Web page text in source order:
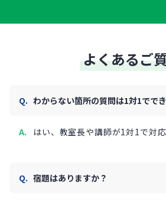
よくあるご
わからない箇所の質問は1対1でで
はい、教室長や講師が1対1で対応
宿題はありますか？